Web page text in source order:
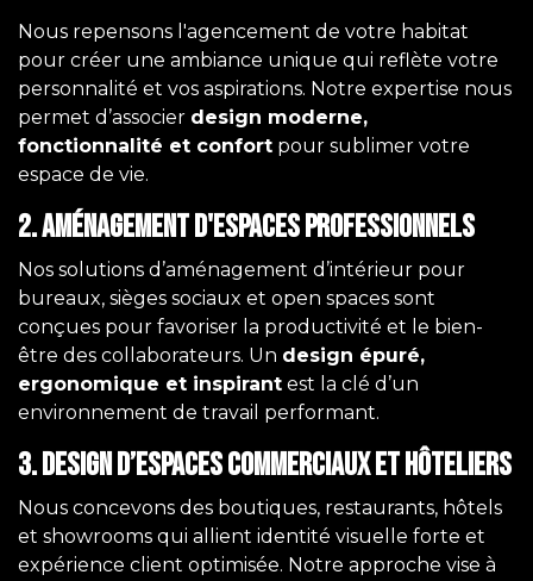
Nous repensons l'agencement de votre habitat
pour créer une ambiance unique qui reflète votre
personnalité et vos aspirations. Notre expertise nous
permet d’associer design moderne,
fonctionnalité et confort pour sublimer votre
espace de vie.
2. Aménagement d'espaces professionnels
Nos solutions d’aménagement d’intérieur pour
bureaux, sièges sociaux et open spaces sont
conçues pour favoriser la productivité et le bien-
être des collaborateurs. Un design épuré,
ergonomique et inspirant est la clé d’un
environnement de travail performant.
3. Design d’espaces commerciaux et hôteliers
Nous concevons des boutiques, restaurants, hôtels
et showrooms qui allient identité visuelle forte et
expérience client optimisée. Notre approche vise à